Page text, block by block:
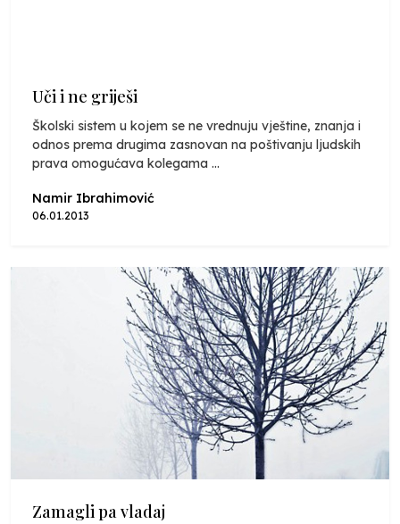
Uči i ne griješi
Školski sistem u kojem se ne vrednuju vještine, znanja i
odnos prema drugima zasnovan na poštivanju ljudskih
prava omogućava kolegama ...
Namir Ibrahimović
06.01.2013
Zamagli pa vladaj